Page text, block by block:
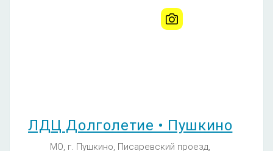
Иммунал
ЛДЦ Долголетие • Пушкино
МО, г. Пушкино, Писаревский проезд,